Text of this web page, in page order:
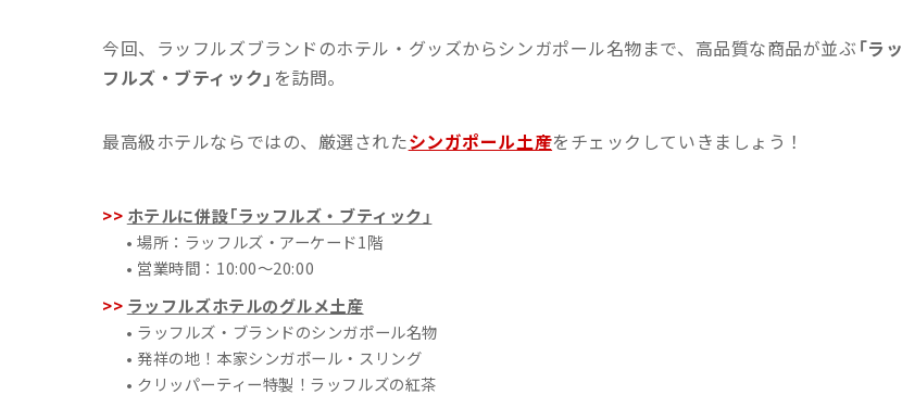
今回、ラッフルズブランドのホテル・グッズからシンガポール名物まで、高品質な商品が並ぶ 「ラッ
フルズ・ブティック」 を訪問。
最高級ホテルならではの、厳選されたシンガポール土産をチェックしていきましょう！
ホテルに併設「ラッフルズ・ブティック」
• 場所：ラッフルズ・アーケード1階
• 営業時間：10:00〜20:00
ラッフルズホテルのグルメ土産
• ラッフルズ・ブランドのシンガポール名物
• 発祥の地！本家シンガポール・スリング
• クリッパーティー特製！ラッフルズの紅茶